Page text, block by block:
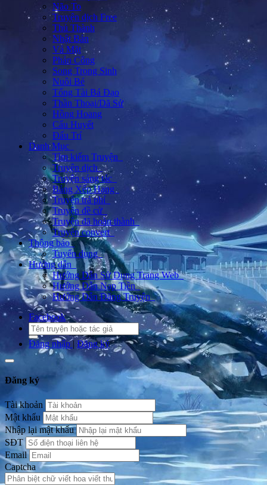
Não To
Truyện dịch Free
Thủ Thành
Nhật Bản
Vả Mặt
Phản Công
Song Trọng Sinh
Nuôi Bé
Tổng Tài Bá Đạo
Thần Thoại/Dã Sử
Hồng Hoang
Cẩu Huyết
Đấu Trí
Danh Mục
Tìm kiếm Truyện
Truyện dịch
Truyện sáng tác
Bảng Xếp Hạng
Truyện trả phí
Truyện đề cử
Truyện đã hoàn thành
Truyện convert
Thông báo
Tuyển dụng
Hướng dẫn
Hướng Dẫn Sử Dụng Trang Web
Hướng Dẫn Nạp Tiền
Hướng Dẫn Đăng Truyện
Facebook
Đăng nhập| Đăng ký
Đăng ký
Tài khoản
Mật khẩu
Nhập lại mật khẩu
SĐT
Email
Captcha